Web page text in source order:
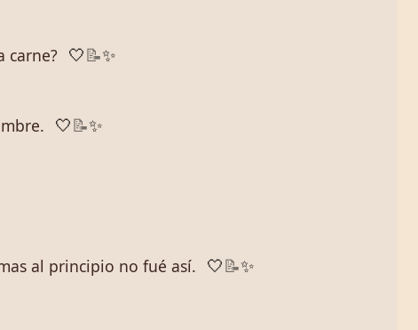
carne? 🤍 📝✨
🤍 📝✨
al principio no fué así. 🤍 📝✨